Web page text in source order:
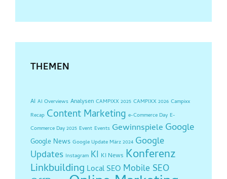
THEMEN
AI AI Overviews Analysen CAMPIXX 2025 CAMPIXX 2026 Campixx
Recap Content Marketing e-Commerce Day E-
Commerce Day 2025 Event Events Gewinnspiele Google
Google News Google Update März 2024 Google
Updates Instagram KI KI News Konferenz
Linkbuilding Local SEO Mobile SEO